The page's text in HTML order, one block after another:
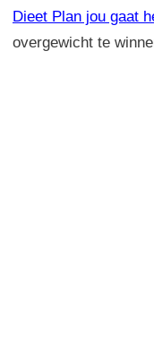
Dieet Plan jou gaat
overgewicht te